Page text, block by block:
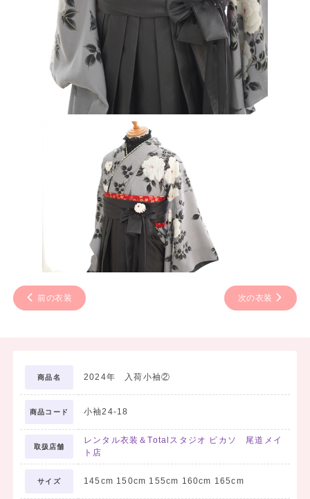
前の衣装 次の衣装
商品名 2024年 入荷小袖②
商品コード 小袖24-18
取扱店舗
レンタル衣装＆Totalスタジオ ピカソ 尾道メイ
ト店
サイズ 145cm 150cm 155cm 160cm 165cm